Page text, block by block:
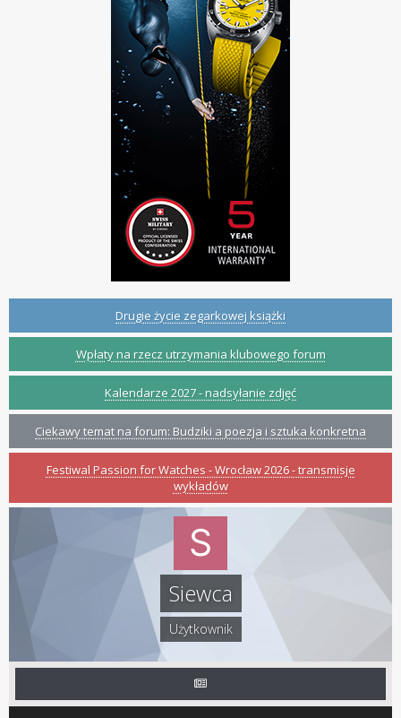
Drugie życie zegarkowej książki
Wpłaty na rzecz utrzymania klubowego forum
Kalendarze 2027 - nadsyłanie zdjęć
Ciekawy temat na forum: Budziki a poezja i sztuka konkretna
Festiwal Passion for Watches - Wrocław 2026 - transmisje
wykładów
Siewca
Użytkownik